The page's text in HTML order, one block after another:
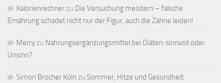
Kalorienrechnerzu Die Versuchung meistern – falsche
Ernährung schadet nicht nur der Figur, auch die Zähne leiden!
Merryzu Nahrungsergänzungsmittel bei Diäten: sinnvoll oder
Unsinn?
Simon Brocher Köln zu Sommer, Hitze und Gesundheit